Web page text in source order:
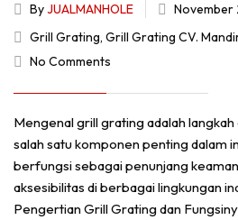
ByJUALMANHOLE
November
Grill Grating, Grill Grating CV.
No Comments
Mengenal grill grating adalah
salah satu komponen penting dalam
berfungsi sebagai penunjang
aksesibilitas di berbagai lingkungan
Pengertian Grill Grating dan